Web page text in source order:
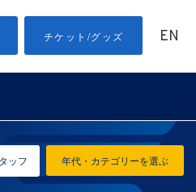
チケット/グッズ EN
年代・カテゴリーを選ぶ
ッフ